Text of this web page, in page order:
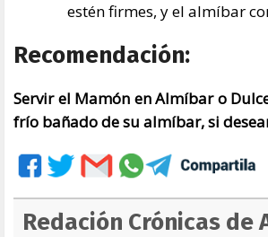
estén firmes, y el almíbar
Recomendación:
Servir el Mamón en Almíbar o
frío bañado de su almíbar, si
Redación Crónicas de